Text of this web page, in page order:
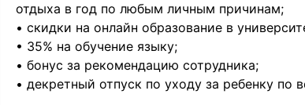
отдыха в год по любым личным причинам;
• скидки на онлайн образование в
• 35% на обучение языку;
• бонус за рекомендацию сотрудника;
• декретный отпуск по уходу за ребенку по